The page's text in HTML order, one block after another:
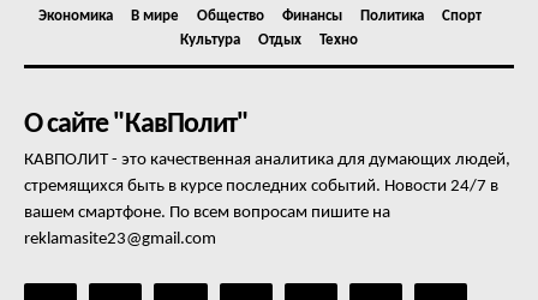
Контакты
Экономика В мире Общество Финансы Политика
Спорт
Культура
Отдых Техно
О сайте "КавПолит"
КАВПОЛИТ - это качественная аналитика для думающих людей,
стремящихся быть в курсе последних событий. Новости 24/7 в
вашем смартфоне. По всем вопросам пишите на
reklamasite23@gmail.com